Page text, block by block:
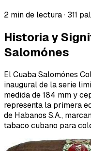
2 min de lectura · 311
Historia y
Salomónes
El Cuaba Salomónes
inaugural de la serie
medida de 184 mm y
representa la primera
de Habanos S.A.,
tabaco cubano para